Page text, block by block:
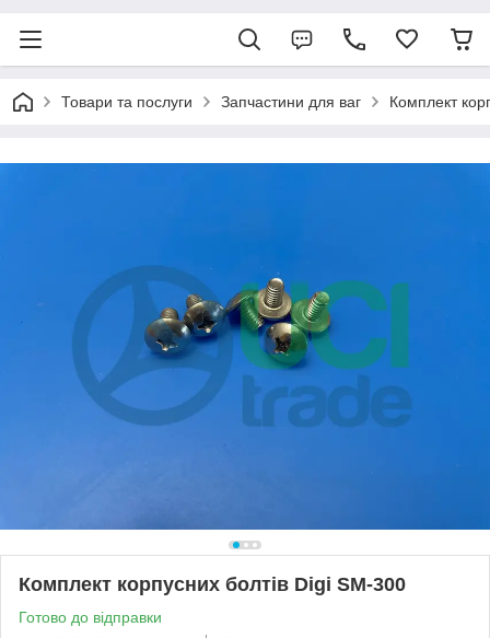
Товари та послуги Запчастини для ваг Комплект
Комплект корпусних болтів Digi SM-300
Готово до відправки